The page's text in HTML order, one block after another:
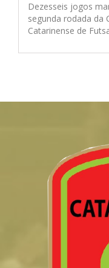
Dezesseis jogos
segunda rodada da
Catarinense de